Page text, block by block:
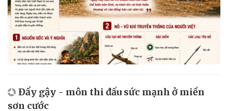
Đẩy gậy - môn thi đấu sức mạnh ở miền
sơn cước